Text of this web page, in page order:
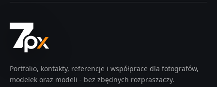
Portfolio, kontakty, referencje i współprace dla fotografów,
modelek oraz modeli - bez zbędnych rozpraszaczy.